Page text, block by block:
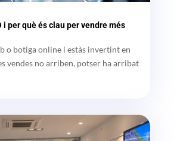
i per què és clau per vendre més
o botiga online i estàs invertint en
vendes no arriben, potser ha arribat